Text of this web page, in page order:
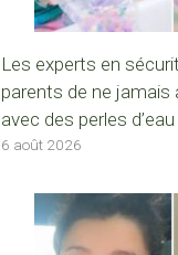
Les experts en
parents de ne
avec des perles
6 août 2026